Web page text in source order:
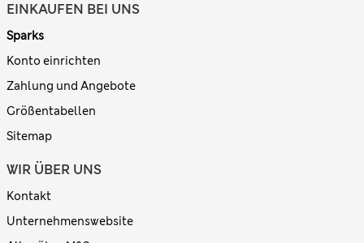
EINKAUFEN BEI UNS
Sparks
Konto einrichten
Zahlung und Angebote
Größentabellen
Sitemap
WIR ÜBER UNS
Kontakt
Unternehmenswebsite